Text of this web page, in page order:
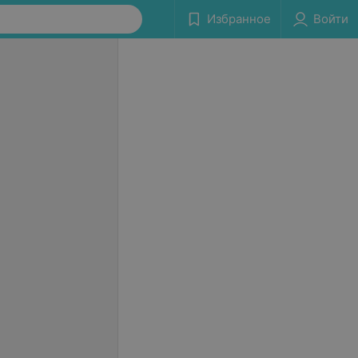
Избранное Войти